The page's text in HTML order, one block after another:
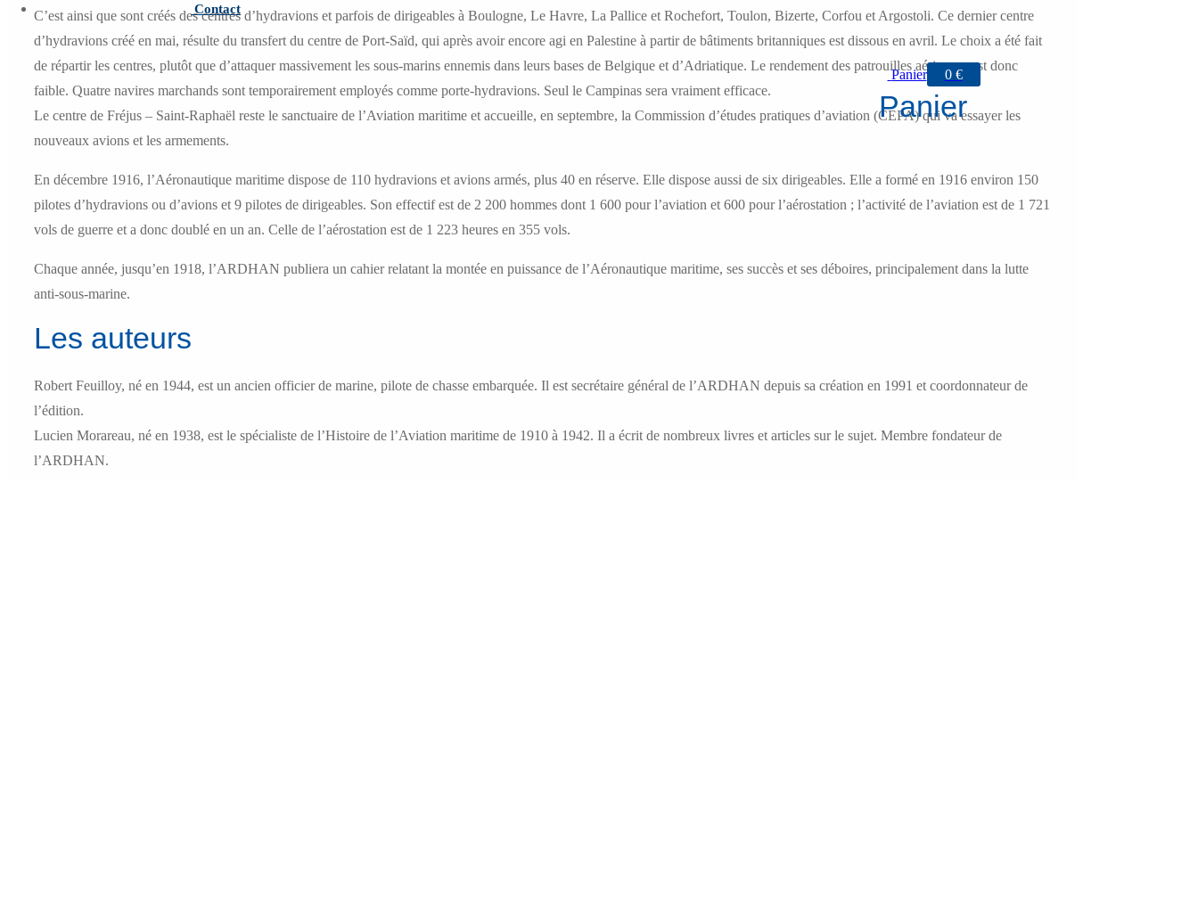
Contact
Panier 0 €
Panier
C’est ainsi que sont créés des centres d’hydravions et parfois de dirigeables à Boulogne, Le Havre, La Pallice et Rochefort, Toulon, Bizerte, Corfou et Argostoli. Ce dernier centre
d’hydravions créé en mai, résulte du transfert du centre de Port-Saïd, qui après avoir encore agi en Palestine à partir de bâtiments britanniques est dissous en avril. Le choix a été fait
de répartir les centres, plutôt que d’attaquer massivement les sous-marins ennemis dans leurs bases de Belgique et d’Adriatique. Le rendement des patrouilles aériennes est donc
faible. Quatre navires marchands sont temporairement employés comme porte-hydravions. Seul le Campinas sera vraiment efficace.
Le centre de Fréjus – Saint-Raphaël reste le sanctuaire de l’Aviation maritime et accueille, en septembre, la Commission d’études pratiques d’aviation (CEPA) qui va essayer les
nouveaux avions et les armements.
En décembre 1916, l’Aéronautique maritime dispose de 110 hydravions et avions armés, plus 40 en réserve. Elle dispose aussi de six dirigeables. Elle a formé en 1916 environ 150
pilotes d’hydravions ou d’avions et 9 pilotes de dirigeables. Son effectif est de 2 200 hommes dont 1 600 pour l’aviation et 600 pour l’aérostation ; l’activité de l’aviation est de 1 721
vols de guerre et a donc doublé en un an. Celle de l’aérostation est de 1 223 heures en 355 vols.
Chaque année, jusqu’en 1918, l’ARDHAN publiera un cahier relatant la montée en puissance de l’Aéronautique maritime, ses succès et ses déboires, principalement dans la lutte
anti-sous-marine.
Les auteurs
Robert Feuilloy, né en 1944, est un ancien officier de marine, pilote de chasse embarquée. Il est secrétaire général de l’ARDHAN depuis sa création en 1991 et coordonnateur de
l’édition.
Lucien Morareau, né en 1938, est le spécialiste de l’Histoire de l’Aviation maritime de 1910 à 1942. Il a écrit de nombreux livres et articles sur le sujet. Membre fondateur de
l’ARDHAN.